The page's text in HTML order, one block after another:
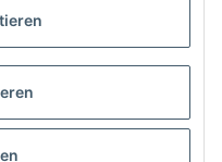
USt., zzgl.Versand